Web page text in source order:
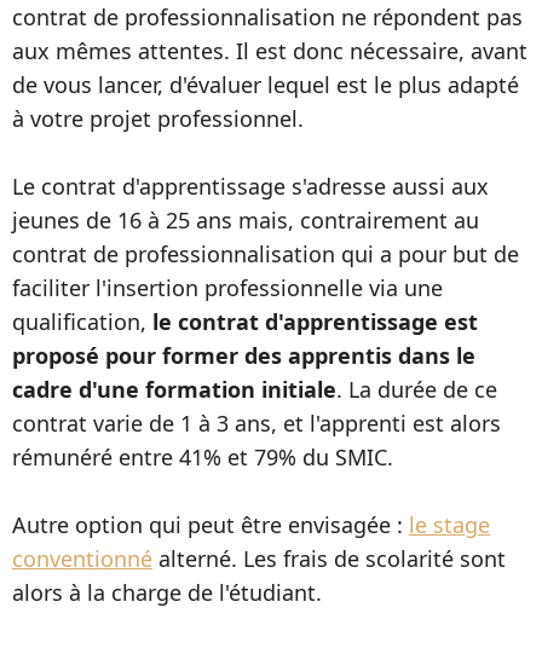
contrat de professionnalisation ne répondent pas
aux mêmes attentes. Il est donc nécessaire, avant
de vous lancer, d'évaluer lequel est le plus adapté
à votre projet professionnel.
Le contrat d'apprentissage s'adresse aussi aux
jeunes de 16 à 25 ans mais, contrairement au
contrat de professionnalisation qui a pour but de
faciliter l'insertion professionnelle via une
qualification, le contrat d'apprentissage est
proposé pour former des apprentis dans le
cadre d'une formation initiale. La durée de ce
contrat varie de 1 à 3 ans, et l'apprenti est alors
rémunéré entre 41% et 79% du SMIC.
Autre option qui peut être envisagée : le stage
conventionné alterné. Les frais de scolarité sont
alors à la charge de l'étudiant.